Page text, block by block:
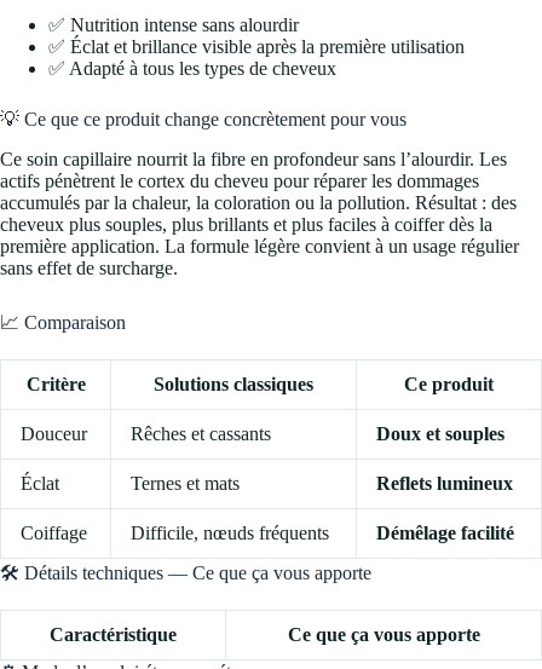
✅ Nutrition intense sans alourdir
✅ Éclat et brillance visible après la première utilisation
✅ Adapté à tous les types de cheveux
💡 Ce que ce produit change concrètement pour vous
Ce soin capillaire nourrit la fibre en profondeur sans l’alourdir. Les
actifs pénètrent le cortex du cheveu pour réparer les dommages
accumulés par la chaleur, la coloration ou la pollution. Résultat : des
cheveux plus souples, plus brillants et plus faciles à coiffer dès la
première application. La formule légère convient à un usage régulier
sans effet de surcharge.
📈 Comparaison
Critère Solutions classiques Ce produit
Douceur Rêches et cassants Doux et souples
Éclat Ternes et mats Reflets lumineux
Coiffage Difficile, nœuds fréquents
Démêlage facilité
🛠️ Détails techniques — Ce que ça vous apporte
Caractéristique
Ce que ça vous apporte